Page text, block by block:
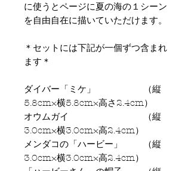
に使うとページに夏の海の１シーン
を自由自在に描いていただけます。
＊セットには下記が一個ずつ含まれ
ます＊
ダイバー「ミケ」 （縦
5.8cm×横5.8cm×高さ2.4cm）
オウムガイ （縦
3.0cm×横3.0cm×高2.4cm）
メンダコの「ハービー」 （縦
3.0cm×横3.0cm×高2.4cm）